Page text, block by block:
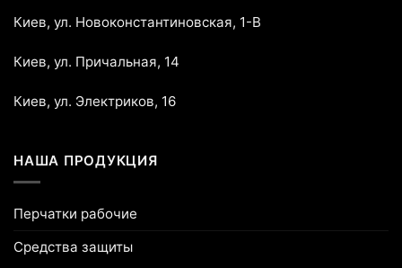
Киев, ул. Новоконстантиновская, 1-В
Киев, ул. Причальная, 14
Киев, ул. Электриков, 16
НАША ПРОДУКЦИЯ
Перчатки рабочие
Средства защиты